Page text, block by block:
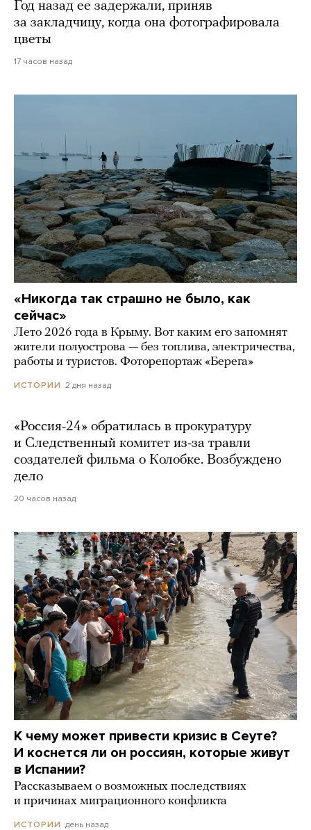
Год назад ее задержали, приняв
за закладчицу, когда она фотографировала
цветы
17 часов назад
«Никогда так страшно не было, как
сейчас»
Лето 2026 года в Крыму. Вот каким его запомнят
жители полуострова — без топлива, электричества,
работы и туристов. Фоторепортаж «Берега»
ИСТОРИИ 2 дня назад
«Россия-24» обратилась в прокуратуру
и Следственный комитет из-за травли
создателей фильма о Колобке. Возбуждено
дело
20 часов назад
К чему может привести кризис в Сеуте?
И коснется ли он россиян, которые живут
в Испании?
Рассказываем о возможных последствиях
и причинах миграционного конфликта
ИСТОРИИ день назад